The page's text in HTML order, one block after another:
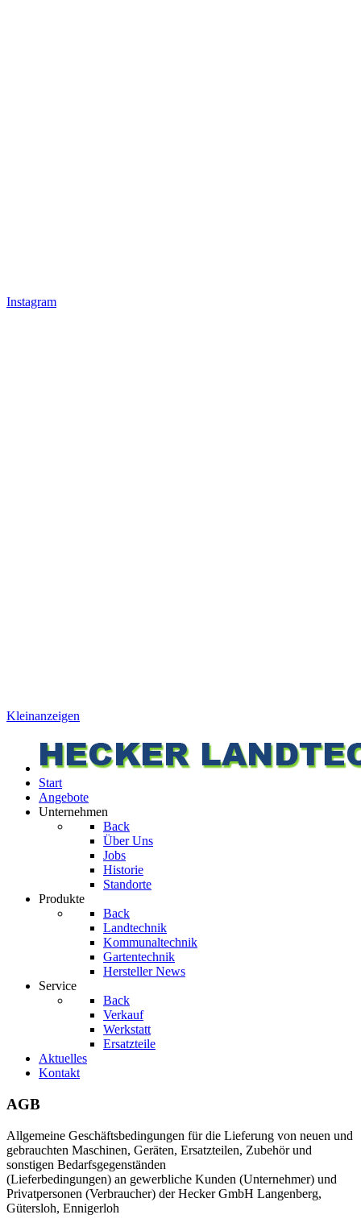
Instagram
Kleinanzeigen
Start
Angebote
Unternehmen
Back
Über Uns
Jobs
Historie
Standorte
Produkte
Back
Landtechnik
Kommunaltechnik
Gartentechnik
Hersteller News
Service
Back
Verkauf
Werkstatt
Ersatzteile
Aktuelles
Kontakt
AGB
Allgemeine Geschäftsbedingungen für die Lieferung von neuen und
gebrauchten Maschinen, Geräten, Ersatzteilen, Zubehör und
sonstigen Bedarfsgegenständen
(Lieferbedingungen) an gewerbliche Kunden (Unternehmer) und
Privatpersonen (Verbraucher) der Hecker GmbH Langenberg,
Gütersloh, Ennigerloh